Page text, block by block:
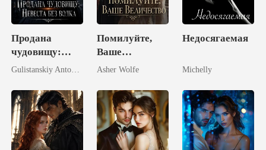
Продана
чудовищу:
Невеста без
Помилуйте,
Ваше
Величество
Asher Wolfe
Недосягаемая
Michelly